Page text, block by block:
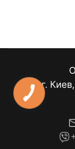
г.
КНОПКА
ЗВ'ЯЗКУ